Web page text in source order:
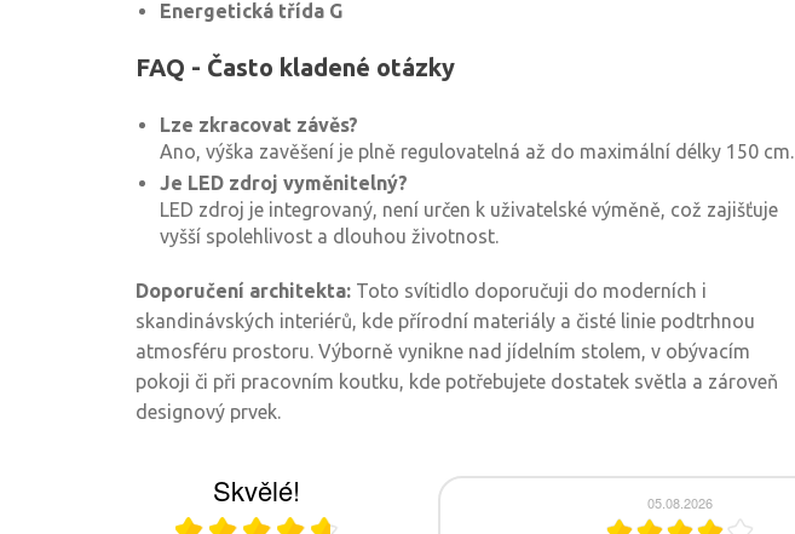
Energetická třída G
FAQ - Často kladené otázky
Lze zkracovat závěs?
Ano, výška zavěšení je plně regulovatelná až do maximální délky 150 cm.
Je LED zdroj vyměnitelný?
LED zdroj je integrovaný, není určen k uživatelské výměně, což zajišťuje
vyšší spolehlivost a dlouhou životnost.
Doporučení architekta: Toto svítidlo doporučuji do moderních i
skandinávských interiérů, kde přírodní materiály a čisté linie podtrhnou
atmosféru prostoru. Výborně vynikne nad jídelním stolem, v obývacím
pokoji či při pracovním koutku, kde potřebujete dostatek světla a zároveň
designový prvek.